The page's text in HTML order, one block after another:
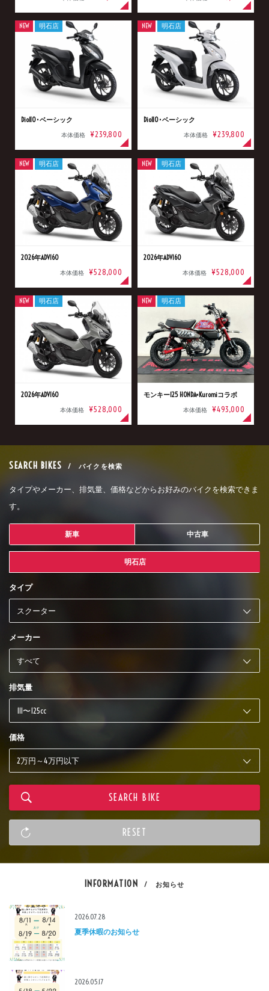
Dio110･ベーシック
本体価格 ¥239,800
NEW 明石店
Dio110･ベーシック
本体価格 ¥239,800
NEW 明石店
2026年ADV160
本体価格 ¥528,000
NEW 明石店
2026年ADV160
本体価格 ¥528,000
NEW 明石店
2026年ADV160
本体価格 ¥528,000
NEW 明石店
モンキー125 HONDA×Kuromiコラボ
本体価格 ¥493,000
NEW 明石店
SEARCH BIKES / バイクを検索
タイプやメーカー、排気量、価格などからお好みのバイクを検索できま
す。
新車 中古車
明石店
タイプ
メーカー
排気量
価格
INFORMATION / お知らせ
2026.07.28
夏季休暇のお知らせ
2026.05.17